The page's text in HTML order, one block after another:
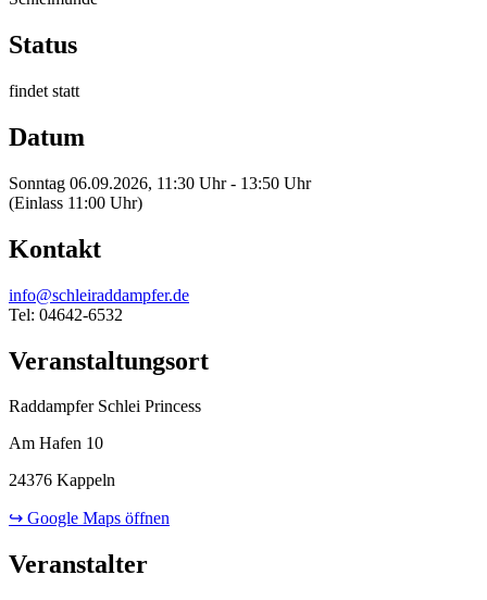
Status
findet statt
Datum
Sonntag 06.09.2026, 11:30 Uhr - 13:50 Uhr
(Einlass 11:00 Uhr)
Kontakt
info@schleiraddampfer.de
Tel: 04642-6532
Veranstaltungsort
Raddampfer Schlei Princess
Am Hafen 10
24376 Kappeln
↪ Google Maps öffnen
Veranstalter